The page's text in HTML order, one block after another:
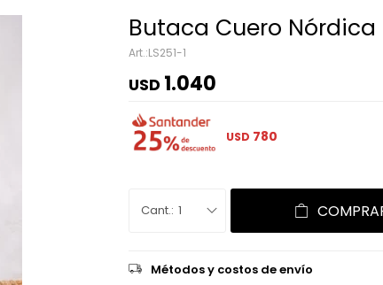
Butaca Cuero Nórdica
LS251-1
USD 1.040
USD 780
1
Métodos y costos de envío